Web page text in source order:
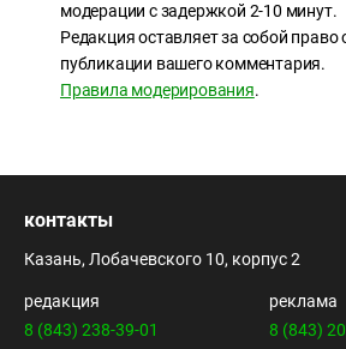
модерации с задержкой 2-10 минут.
Редакция оставляет за собой право
публикации вашего комментария.
Правила модерирования.
контакты
Казань, Лобачевского 10, корпус 2
редакция
8 (843) 238-39-01
реклама
8 (843)